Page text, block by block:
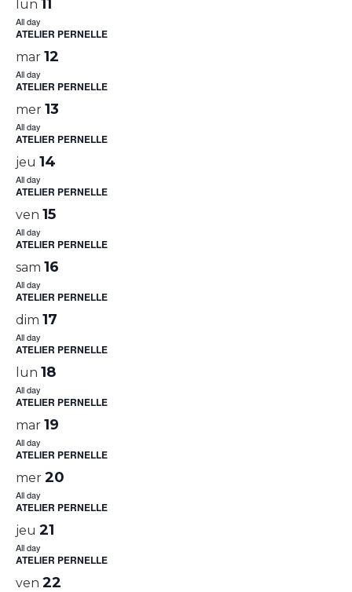
lun 11
All day
ATELIER PERNELLE
mar 12
All day
ATELIER PERNELLE
mer 13
All day
ATELIER PERNELLE
jeu 14
All day
ATELIER PERNELLE
ven 15
All day
ATELIER PERNELLE
sam 16
All day
ATELIER PERNELLE
dim 17
All day
ATELIER PERNELLE
lun 18
All day
ATELIER PERNELLE
mar 19
All day
ATELIER PERNELLE
mer 20
All day
ATELIER PERNELLE
jeu 21
All day
ATELIER PERNELLE
ven 22